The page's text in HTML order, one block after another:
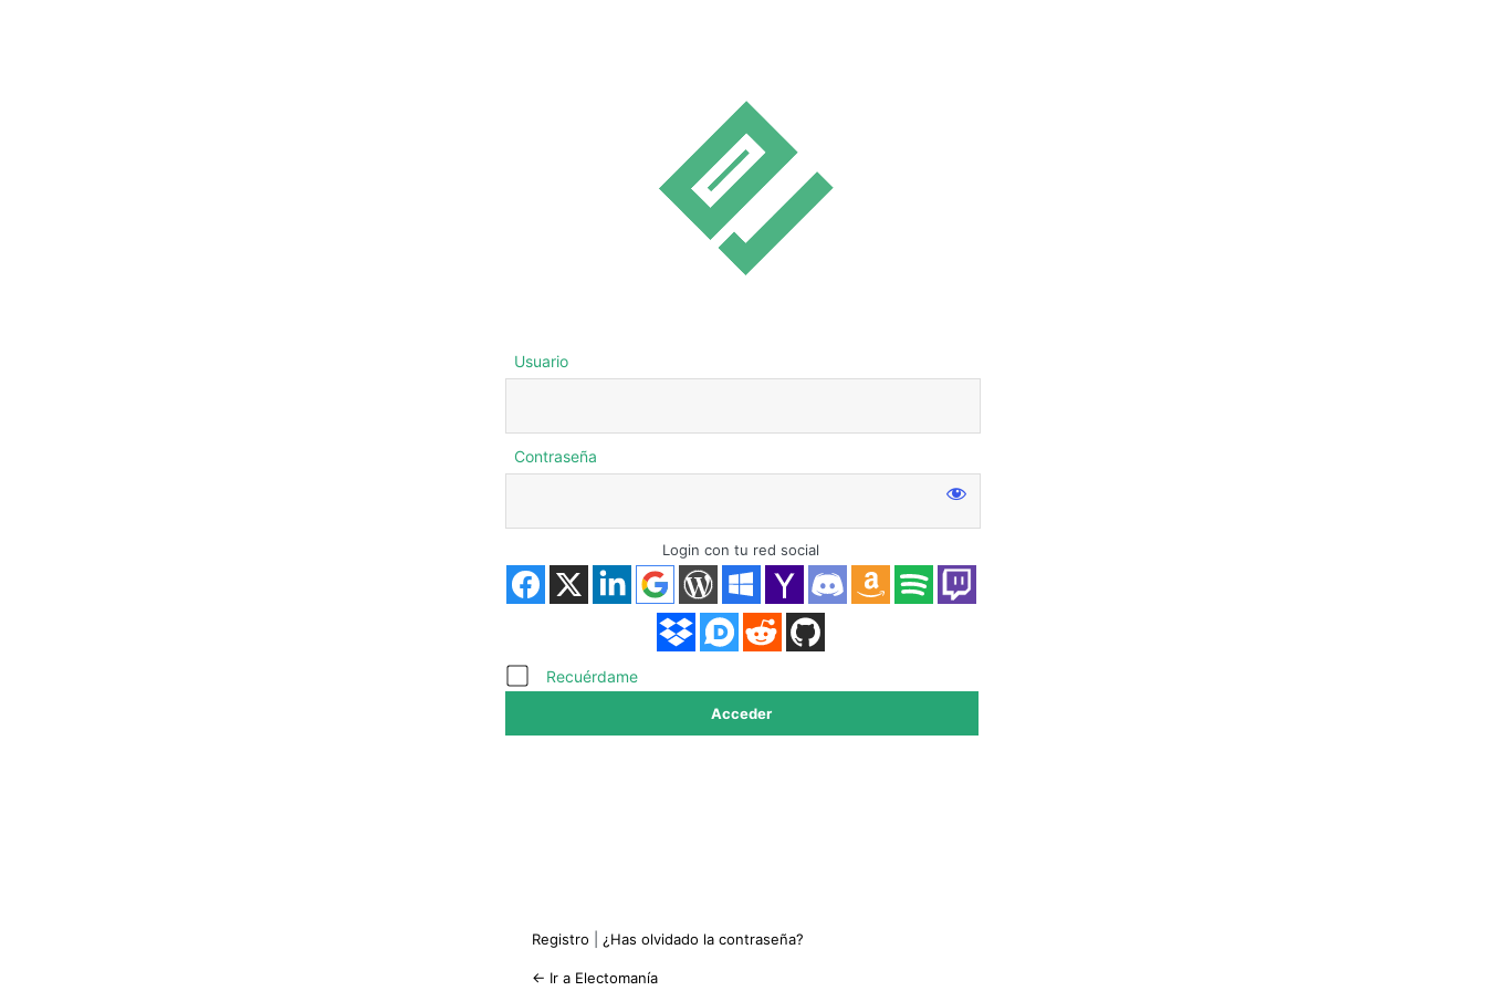
Acceder
Usuario
Contraseña
Login con tu red social
Recuérdame
Registro ¿Has olvidado la contraseña?
← Ir a Electomanía